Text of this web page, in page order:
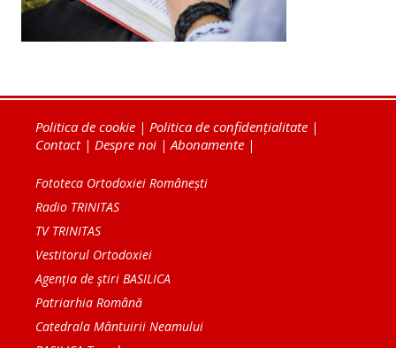
Politica de cookie | Politica de confidențialitate |
Contact| Despre noi | Abonamente |
Fototeca Ortodoxiei Românești
Radio TRINITAS
TV TRINITAS
Vestitorul Ortodoxiei
Agenţia de ştiri BASILICA
Patriarhia Română
Catedrala Mântuirii Neamului